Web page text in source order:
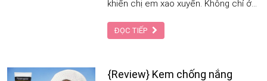
khiến chị em xao xuyến. Không chỉ ở
đang làm mưa làm gió thị trường khiến
các cô nàng nhất định muốn sở hữu.
ĐỌC TIẾP
{Review} Kem chống nắng